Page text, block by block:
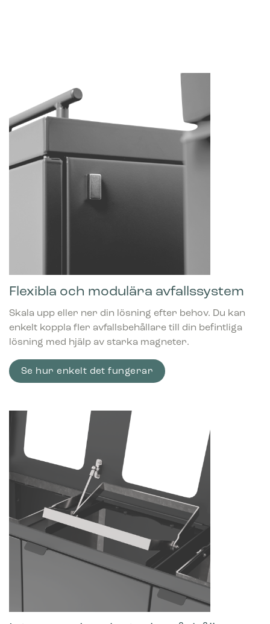
Flexibla och modulära avfallssystem
Skala upp eller ner din lösning efter behov. Du kan
enkelt koppla fler avfallsbehållare till din befintliga
lösning med hjälp av starka magneter.
Se hur enkelt det fungerar